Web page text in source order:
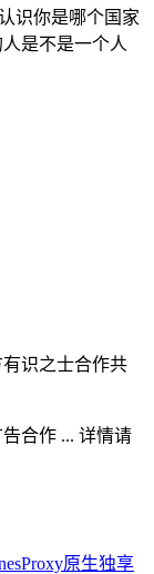
识你是哪个国家
是不是一个人
识之士合作共
合作 ... 详情请
原生独享